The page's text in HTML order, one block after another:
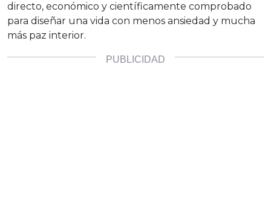
directo, económico y científicamente comprobado
para diseñar una vida con menos ansiedad y mucha
más paz interior.